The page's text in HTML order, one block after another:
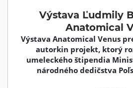
Výstava Ľudmily
Anatomical
Výstava Anatomical Venus
autorkin projekt, ktorý
umeleckého štipendia
národného dedičstva